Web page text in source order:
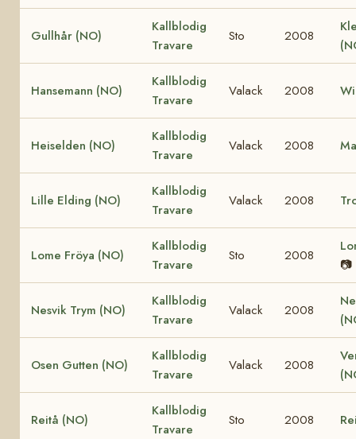
Gullhår (NO)
Kallblodig
Travare
Sto 2008
Hansemann (NO)
Kallblodig
Travare
Valack 2008
Heiselden (NO)
Kallblodig
Travare
Valack 2008
Lille Elding (NO)
Kallblodig
Travare
Valack 2008
Lome Fröya (NO)
Kallblodig
Travare
Sto 2008
📷
Nesvik Trym (NO)
Kallblodig
Travare
Valack 2008
Osen Gutten (NO)
Kallblodig
Travare
Valack 2008
Reitå (NO)
Kallblodig
Travare
Sto 2008